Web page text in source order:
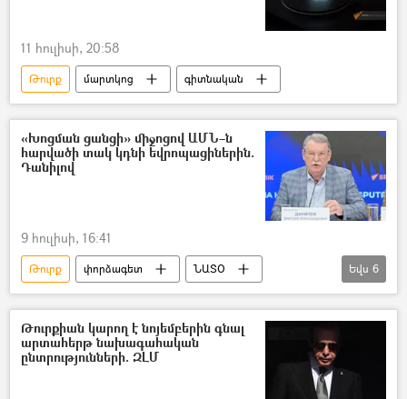
11 հուլիսի, 20:58
Թուրք մարտկոց գիտնական
«Խոցման ցանցի» միջոցով ԱՄՆ–ն
հարվածի տակ կդնի եվրոպացիներին.
Դանիլով
9 հուլիսի, 16:41
Թուրք փորձագետ
ՆԱՏՕ
Ռուսաստան
Թուրքիա
Անկարա
Կլոր սեղան
Դմիտրի Դանիլով
ԱՄՆ
Եվս 6
Թուրքիան կարող է նոյեմբերին գնալ
արտահերթ նախագահական
ընտրությունների. ԶԼՄ